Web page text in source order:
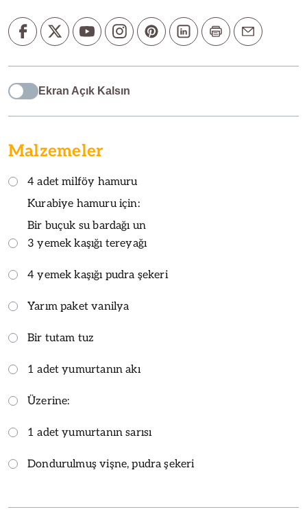
Ekran Açık Kalsın
Malzemeler
4 adet milföy hamuru
Kurabiye hamuru için:
Bir buçuk su bardağı un
3 yemek kaşığı tereyağı
4 yemek kaşığı pudra şekeri
Yarım paket vanilya
Bir tutam tuz
1 adet yumurtanın akı
Üzerine:
1 adet yumurtanın sarısı
Dondurulmuş vişne, pudra şekeri